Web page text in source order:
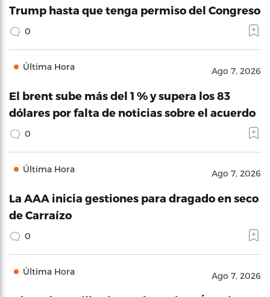
Trump hasta que tenga permiso del Congreso
0
Última Hora Ago 7, 2026
El brent sube más del 1 % y supera los 83
dólares por falta de noticias sobre el acuerdo
0
Última Hora Ago 7, 2026
La AAA inicia gestiones para dragado en seco
de Carraízo
0
Última Hora Ago 7, 2026